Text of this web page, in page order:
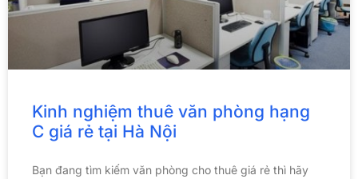
Kinh nghiệm thuê văn phòng hạng
C giá rẻ tại Hà Nội
Bạn đang tìm kiếm văn phòng cho thuê giá rẻ thì hãy